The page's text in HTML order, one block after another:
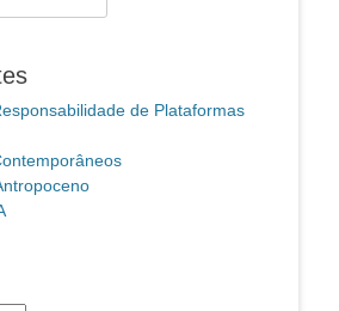
de Plataformas